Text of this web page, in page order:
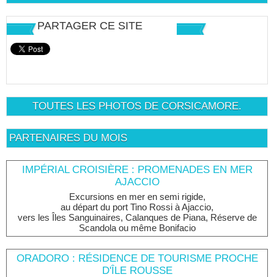
PARTAGER CE SITE
TOUTES LES PHOTOS DE CORSICAMORE.
PARTENAIRES DU MOIS
IMPÉRIAL CROISIÈRE : PROMENADES EN MER
AJACCIO
Excursions en mer en semi rigide,
au départ du port Tino Rossi à Ajaccio,
vers les Îles Sanguinaires, Calanques de Piana, Réserve de
Scandola ou même Bonifacio
ORADORO : RÉSIDENCE DE TOURISME PROCHE
D'ÎLE ROUSSE